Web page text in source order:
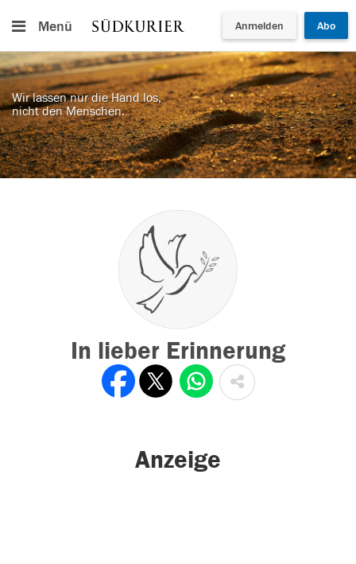
Menü Anmelden Abo
Wir lassen nur die Hand los,
nicht den Menschen.
In lieber Erinnerung
Anzeige